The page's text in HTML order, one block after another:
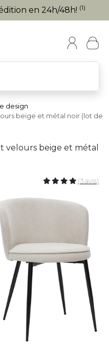
en 24h/48h! (1)
design
beige et métal noir (lot de
velours beige et métal
(3 avis)